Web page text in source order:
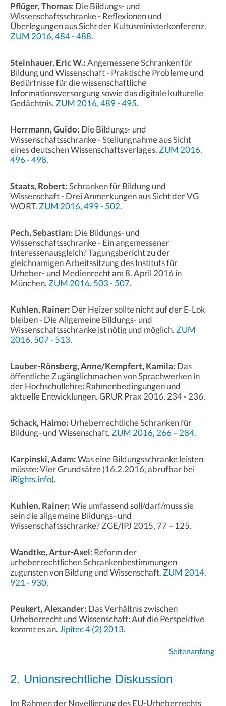
Pflüger, Thomas: Die Bildungs- und
Wissenschaftsschranke - Reflexionen und
Überlegungen aus Sicht der Kultusministerkonferenz.
ZUM 2016, 484 - 488.
Steinhauer, Eric W.:Angemessene Schranken für
Bildung und Wissenschaft - Praktische Probleme und
Bedürfnisse für die wissenschaftliche
Informationsversorgung sowie das digitale kulturelle
Gedächtnis.ZUM 2016, 489 - 495.
Herrmann, Guido: Die Bildungs- und
Wissenschaftsschranke - Stellungnahme aus Sicht
eines deutschen Wissenschaftsverlages.ZUM 2016,
496 - 498.
Staats, Robert:Schranken für Bildung und
Wissenschaft - Drei Anmerkungen aus Sicht der VG
WORT.ZUM 2016, 499 - 502.
Pech, Sebastian: Die Bildungs- und
Wissenschaftsschranke - Ein angemessener
Interessenausgleich? Tagungsbericht zu der
gleichnamigen Arbeitssitzung des Instituts für
Urheber- und Medienrecht am 8. April 2016 in
München.ZUM 2016, 503 - 507.
Kuhlen, Rainer: Der Heizer sollte nicht auf der E-Lok
bleiben - Die Allgemeine Bildungs- und
Wissenschaftsschranke ist nötig und möglich.ZUM
2016, 507 - 513.
Lauber-Rönsberg, Anne/Kempfert, Kamila: Das
öffentliche Zugänglichmachen von Sprachwerken in
der Hochschullehre: Rahmenbedingungen und
aktuelle Entwicklungen. GRUR Prax 2016, 234 - 236.
Schack, Haimo: Urheberrechtliche Schranken für
Bildung- und Wissenschaft.ZUM 2016, 266 – 284.
Karpinski, Adam:Was eine Bildungsschranke leisten
müsste: Vier Grundsätze (16.2.2016, abrufbar bei
iRights.info).
Kuhlen, Rainer:Wie umfassend soll/darf/muss sie
sein die allgemeine Bildungs- und
Wissenschaftsschranke? ZGE/IPJ 2015, 77 – 125.
Wandtke, Artur-Axel: Reform der
urheberrechtlichen Schrankenbestimmungen
zugunsten von Bildung und Wissenschaft.ZUM 2014,
921 - 930.
Peukert, Alexander: Das Verhältnis zwischen
Urheberrecht und Wissenschaft: Auf die Perspektive
kommt es an.Jipitec 4 (2) 2013.
Seitenanfang
2. Unionsrechtliche Diskussion
Im Rahmen der Novellierung des EU-Urheberrechts